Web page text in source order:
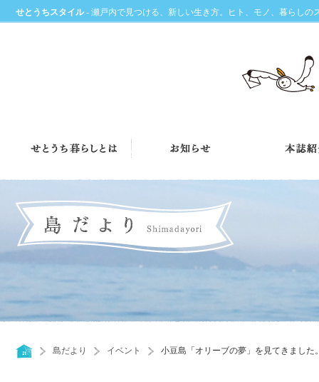
せとうちスタイル - 瀬戸内で見つける、新しい生き方。ヒト、モノ、暮らしの
島だより イベント 小豆島「オリーブの夢」を見てきました